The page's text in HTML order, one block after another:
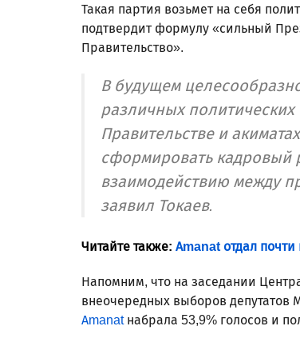
Такая партия возьмет на себя
подтвердит формулу «сильный
Правительство».
В будущем
различных
Правительстве и
сформировать кадровый
взаимодействию между
заявил Токаев.
Читайте также: Amanat отдал
Напомним, что на заседании
внеочередных выборов депутатов
Amanatнабрала 53,9% голосов и